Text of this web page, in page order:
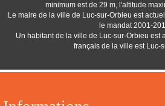
minimum est de 29 m, l'altitude
Le maire de la ville de Luc-sur-Orbieu est
le mandat 2001-
Un habitant de la ville de Luc-sur-Orbieu est
français de la ville est Luc-